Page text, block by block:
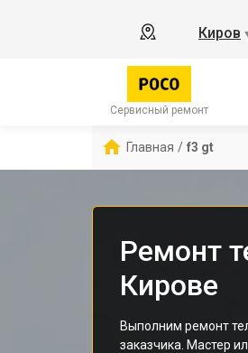
Киров
Сервисный ремонт
Главная / f3 gt
Ремонт
Кирове
Выполним ремонт
заказчика. Мастер